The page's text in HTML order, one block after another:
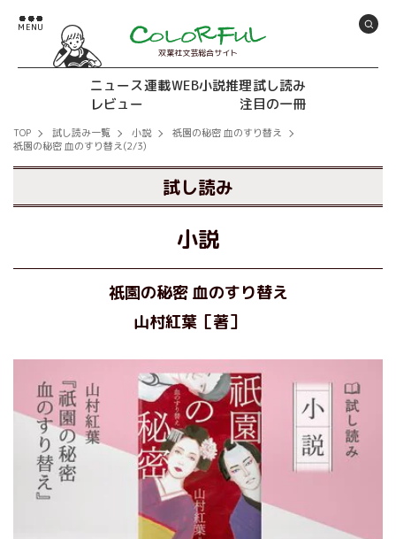
双葉社文芸総合サイト
ニュース連載WEB小説推理試し読み
レビュー
注目の一冊
TOP 試し読み一覧 小説
祇園の秘密 血のすり替え
祇園の秘密 血のすり替え(2/3)
試し読み
小説
祇園の秘密 血のすり替え
山村紅葉［著］